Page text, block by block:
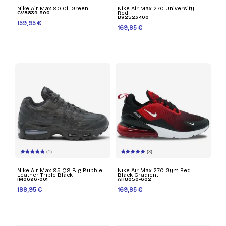
Nike Air Max 90 Oil Green
CV8839-300
159,95 €
Nike Air Max 270 University
Red
BV2523-100
169,95 €
(1)
Nike Air Max 95 QS Big Bubble
Leather Triple Black
IM0696-001
199,95 €
(3)
Nike Air Max 270 Gym Red
Black Gradient
AH8050-602
169,95 €